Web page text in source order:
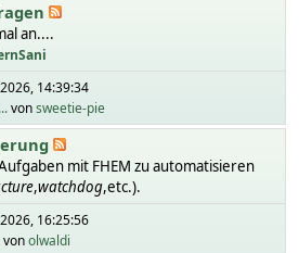
an....
14:39:34
vonsweetie-pie
mit FHEM zu automatisieren
,watchdog,etc.).
16:25:56
vonolwaldi